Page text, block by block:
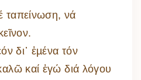
ταπείνωση, νά
δι᾽ ἐµένα τόν
καί ἐγώ διά λόγου